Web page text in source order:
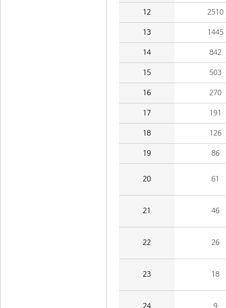
12 2510
13 1445
14 842
15 503
16 270
17 191
18 126
19 86
20 61
21 46
22 26
23 18
24 9